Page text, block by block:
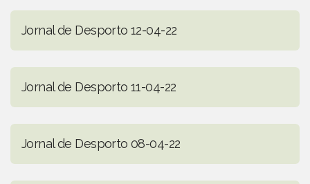
Jornal de Desporto 12-04-22
Jornal de Desporto 11-04-22
Jornal de Desporto 08-04-22